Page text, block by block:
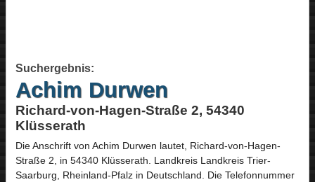
Suchergebnis:
Achim Durwen
Richard-von-Hagen-Straße 2, 54340
Klüsserath
Die Anschrift von Achim Durwen lautet, Richard-von-Hagen-
Straße 2, in 54340 Klüsserath. Landkreis Landkreis Trier-
Saarburg, Rheinland-Pfalzin Deutschland. Die Telefonnummer